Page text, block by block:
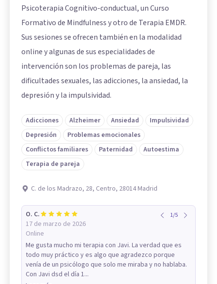
Psicoterapia Cognitivo-conductual, un Curso
Formativo de Mindfulness y otro de Terapia EMDR.
Sus sesiones se ofrecen también en la modalidad
online y algunas de sus especialidades de
intervención son los problemas de pareja, las
dificultades sexuales, las adicciones, la ansiedad, la
depresión y la impulsividad.
Adicciones Alzheimer Ansiedad
Impulsividad
Depresión
Problemas emocionales
Conflictos familiares
Paternidad
Autoestima
Terapia de pareja
C. de los Madrazo, 28, Centro, 28014 Madrid
O. C.
17 de marzo de 2026
Online
1/5
Me gusta mucho mi terapia con Javi. La verdad que es
todo muy práctico y es algo que agradezco porque
venía de un psicólogo que solo me miraba y no hablaba.
Con Javi dsd el día 1...